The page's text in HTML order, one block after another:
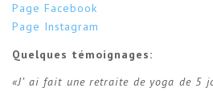
Page Facebook
Page Instagram
Quelques témoignages:
«J’ ai fait une retraite de yoga de 5